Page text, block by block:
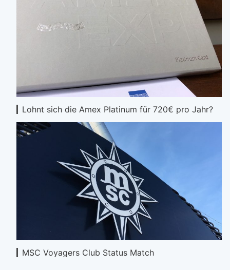
Lohnt sich die Amex Platinum für 720€ pro Jahr?
MSC Voyagers Club Status Match